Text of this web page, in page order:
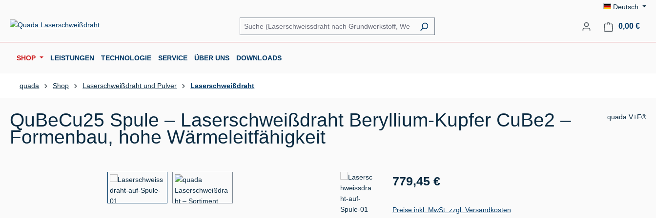
Deutsch
0,00 €
SHOP LEISTUNGEN TECHNOLOGIE SERVICE ÜBER UNS DOWNLOADS
quada Shop Laserschweißdraht und Pulver Laserschweißdraht
QuBeCu25 Spule – Laserschweißdraht Beryllium-Kupfer CuBe2 –
Formenbau, hohe Wärmeleitfähigkeit
quada V+F®
Regulärer Preis:
779,45 €
Preise inkl. MwSt. zzgl. Versandkosten